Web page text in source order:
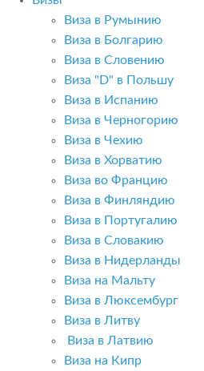
Виза в Румынию
Виза в Болгарию
Виза в Словению
Виза "D" в Польшу
Виза в Испанию
Виза в Черногорию
Виза в Чехию
Виза в Хорватию
Виза во Францию
Виза в Финляндию
Виза в Португалию
Виза в Словакию
Виза в Нидерланды
Виза на Мальту
Виза в Люксембург
Виза в Литву
Виза в Латвию
Виза на Кипр